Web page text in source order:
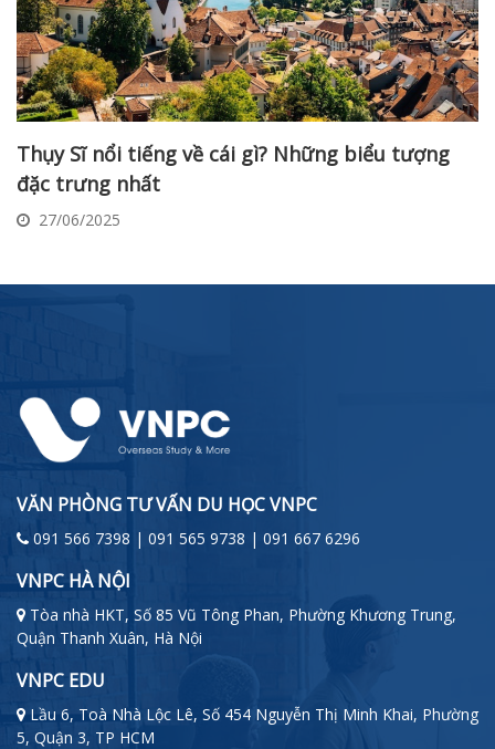
Thụy Sĩ nổi tiếng về cái gì? Những biểu tượng
đặc trưng nhất
27/06/2025
VĂN PHÒNG TƯ VẤN DU HỌC VNPC
091 566 7398 | 091 565 9738 | 091 667 6296
VNPC HÀ NỘI
Tòa nhà HKT, Số 85 Vũ Tông Phan, Phường Khương Trung,
Quận Thanh Xuân, Hà Nội
VNPC EDU
Lầu 6, Toà Nhà Lộc Lê, Số 454 Nguyễn Thị Minh Khai, Phường
5, Quận 3, TP HCM